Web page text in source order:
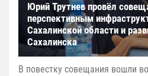
Юрий Трутнев провёл
перспективным
Сахалинской области и
Сахалинска
В повестку совещания вошли